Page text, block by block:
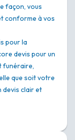
façon, vous
conforme à vos
pour la
devis pour un
funéraire,
que soit votre
devis clair et